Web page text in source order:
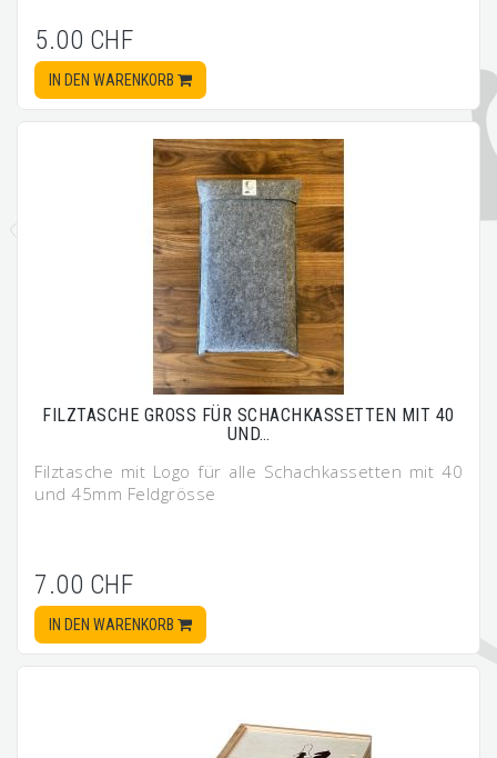
5.00 CHF
IN DEN WARENKORB
FILZTASCHE GROSS FÜR SCHACHKASSETTEN MIT 40
UND…
Filztasche mit Logo für alle Schachkassetten mit 40
und 45mm Feldgrösse
7.00 CHF
IN DEN WARENKORB